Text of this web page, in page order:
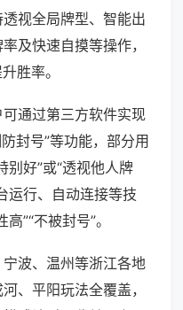
视全局牌型、智能出
及快速自摸等操作，
胜率。
通过第三方软件实现
封号”等功能，部分用
别好”或“透视他人牌
运行、自动连接等技
”“不被封号”。
波、温州等浙江各地
、平阳玩法全覆盖，